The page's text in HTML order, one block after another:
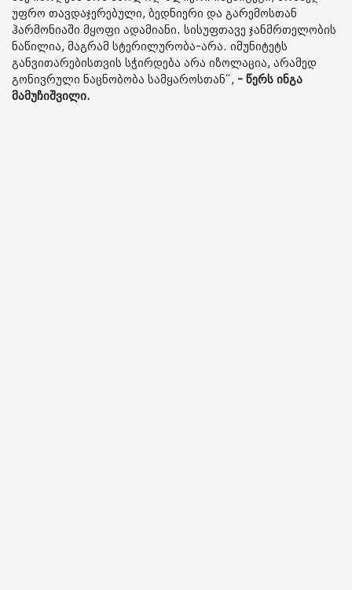
უფრო თავდაჯერებული, ბედნიერი და გარემოსთან
ჰარმონიაში მყოფი ადამიანი. სისუფთავე ჯანმრთელობის
ნაწილია, მაგრამ სტერილურობა-არა. იმუნიტეტს
განვითარებისთვის სჭირდება არა იზოლაცია, არამედ
გონივრული ნაცნობობა სამყაროსთან“, - წერს ინგა
მამუჩიშვილი.